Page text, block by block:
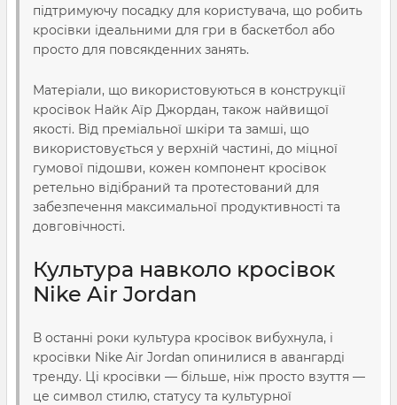
підтримуючу посадку для користувача, що робить
кросівки ідеальними для гри в баскетбол або
просто для повсякденних занять.
Матеріали, що використовуються в конструкції
кросівок Найк Аїр Джордан, також найвищої
якості. Від преміальної шкіри та замші, що
використовується у верхній частині, до міцної
гумової підошви, кожен компонент кросівок
ретельно відібраний та протестований для
забезпечення максимальної продуктивності та
довговічності.
Культура навколо кросівок
Nike Air Jordan
В останні роки культура кросівок вибухнула, і
кросівки Nike Air Jordan опинилися в авангарді
тренду. Ці кросівки — більше, ніж просто взуття —
це символ стилю, статусу та культурної